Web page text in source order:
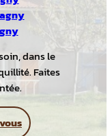
dans le
Faites